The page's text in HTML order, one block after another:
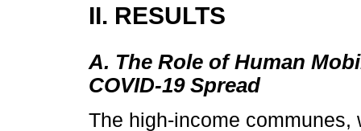
II. RESULTS
A. The Role of Human
COVID-19 Spread
The high-income